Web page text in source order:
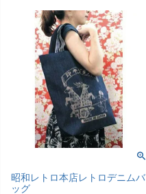
昭和レトロ本店レトロデニムバ
ッグ